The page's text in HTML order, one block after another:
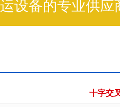
设备的专业供应
十字交